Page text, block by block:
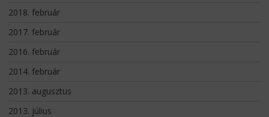
2018. február
2017. február
2016. február
2014. február
2013. augusztus
2013. július